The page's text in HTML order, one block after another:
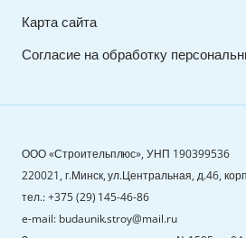
Карта сайта
Согласие на обработку
ООО «Строительплюс», УНП 190399536
220021, г.Минск, ул.Центральная, д.46,
тел.: +375 (29) 145-46-86
e-mail: budaunik.stroy@mail.ru